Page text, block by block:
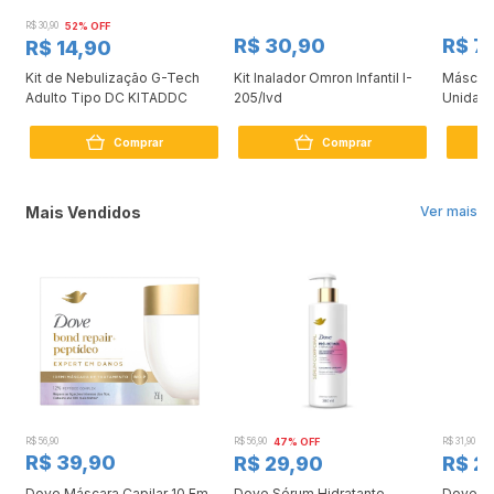
R$ 30,90 52% OFF
R$ 14,90
Kit de Nebulização G-Tech
Adulto Tipo DC KITADDC
Comprar
R$ 30,90
Kit Inalador Omron Infantil I-
205/Ivd
Comprar
R$
Ver mais
Mais Vendidos
R$ 56,90
R$ 39,90
R$ 56,90 47% OFF
R$ 29,90
R$ 31,90
R$